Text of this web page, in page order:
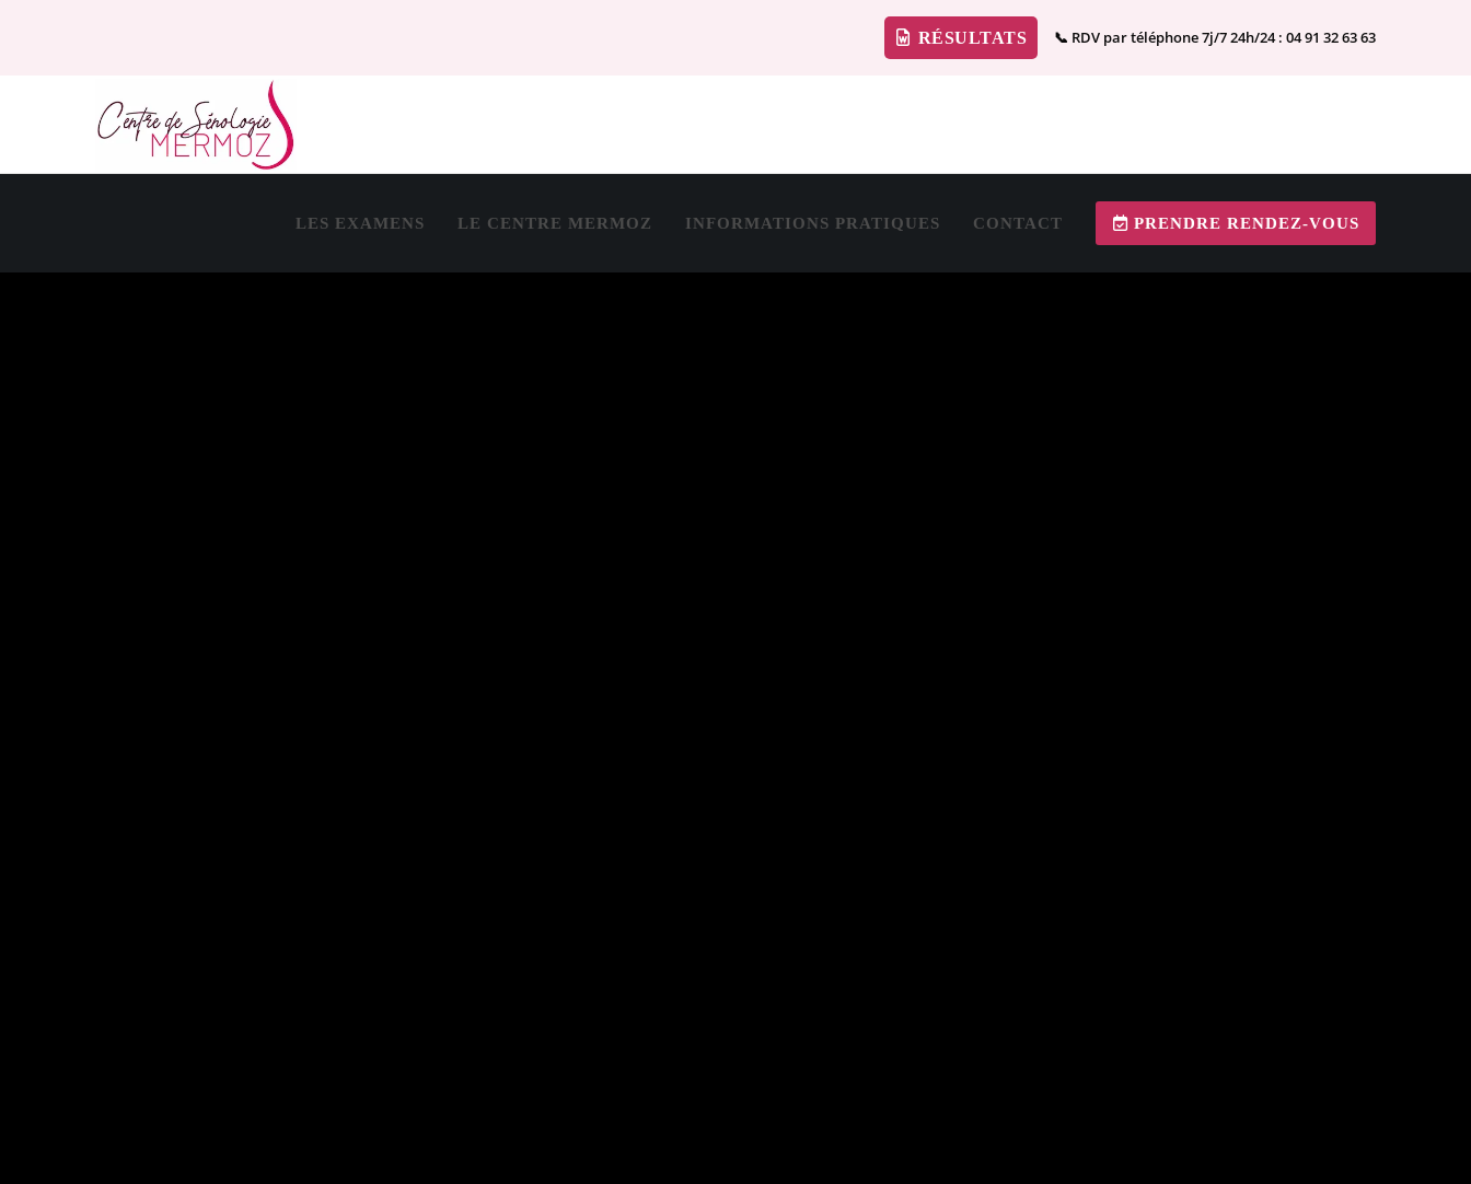
RÉSULTATS 📞 RDV par téléphone 7j/7 24h/24 : 04 91 32 63 63
LES EXAMENS LE CENTRE MERMOZ INFORMATIONS PRATIQUES CONTACT PRENDRE RENDEZ-VOUS